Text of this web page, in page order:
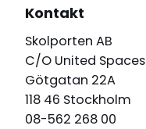
Kontakt
Skolporten AB
C/O United Spaces
Götgatan 22A
118 46 Stockholm
08-562 268 00